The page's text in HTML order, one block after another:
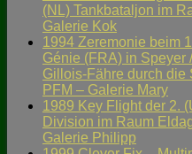
(NL) Tankbataljon im
Galerie Kok
1994 Zeremonie beim
Génie (FRA) in Speyer
Gillois-Fähre durch die
PFM – Galerie Mary
1989 Key Flight der 2.
Division im Raum
Galerie Philipp